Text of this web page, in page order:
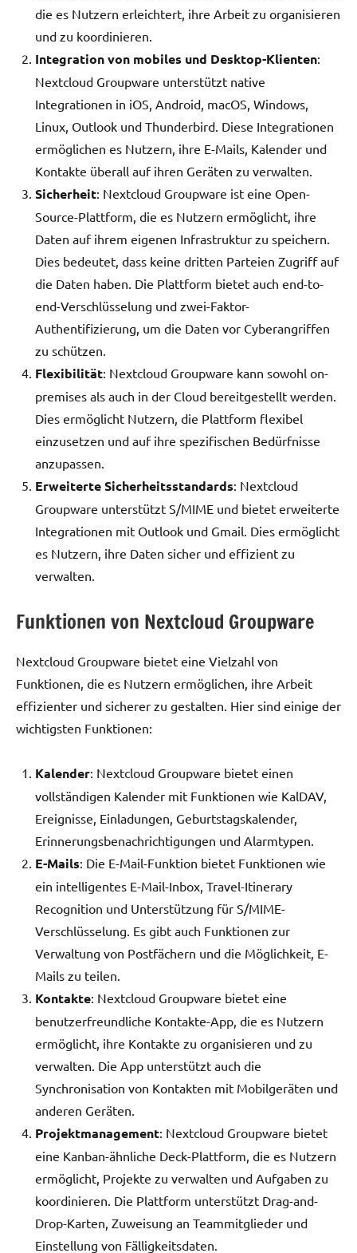
die es Nutzern erleichtert, ihre Arbeit zu organisieren
und zu koordinieren.
Integration von mobiles und Desktop-Klienten:
Nextcloud Groupware unterstützt native
Integrationen in iOS, Android, macOS, Windows,
Linux, Outlook und Thunderbird. Diese Integrationen
ermöglichen es Nutzern, ihre E-Mails, Kalender und
Kontakte überall auf ihren Geräten zu verwalten.
Sicherheit: Nextcloud Groupware ist eine Open-
Source-Plattform, die es Nutzern ermöglicht, ihre
Daten auf ihrem eigenen Infrastruktur zu speichern.
Dies bedeutet, dass keine dritten Parteien Zugriff auf
die Daten haben. Die Plattform bietet auch end-to-
end-Verschlüsselung und zwei-Faktor-
Authentifizierung, um die Daten vor Cyberangriffen
zu schützen.
Flexibilität: Nextcloud Groupware kann sowohl on-
premises als auch in der Cloud bereitgestellt werden.
Dies ermöglicht Nutzern, die Plattform flexibel
einzusetzen und auf ihre spezifischen Bedürfnisse
anzupassen.
Erweiterte Sicherheitsstandards: Nextcloud
Groupware unterstützt S/MIME und bietet erweiterte
Integrationen mit Outlook und Gmail. Dies ermöglicht
es Nutzern, ihre Daten sicher und effizient zu
verwalten.
Funktionen von Nextcloud Groupware
Nextcloud Groupware bietet eine Vielzahl von
Funktionen, die es Nutzern ermöglichen, ihre Arbeit
effizienter und sicherer zu gestalten. Hier sind einige der
wichtigsten Funktionen:
Kalender: Nextcloud Groupware bietet einen
vollständigen Kalender mit Funktionen wie KalDAV,
Ereignisse, Einladungen, Geburtstagskalender,
Erinnerungsbenachrichtigungen und Alarmtypen.
E-Mails: Die E-Mail-Funktion bietet Funktionen wie
ein intelligentes E-Mail-Inbox, Travel-Itinerary
Recognition und Unterstützung für S/MIME-
Verschlüsselung. Es gibt auch Funktionen zur
Verwaltung von Postfächern und die Möglichkeit, E-
Mails zu teilen.
Kontakte: Nextcloud Groupware bietet eine
benutzerfreundliche Kontakte-App, die es Nutzern
ermöglicht, ihre Kontakte zu organisieren und zu
verwalten. Die App unterstützt auch die
Synchronisation von Kontakten mit Mobilgeräten und
anderen Geräten.
Projektmanagement: Nextcloud Groupware bietet
eine Kanban-ähnliche Deck-Plattform, die es Nutzern
ermöglicht, Projekte zu verwalten und Aufgaben zu
koordinieren. Die Plattform unterstützt Drag-and-
Drop-Karten, Zuweisung an Teammitglieder und
Einstellung von Fälligkeitsdaten.